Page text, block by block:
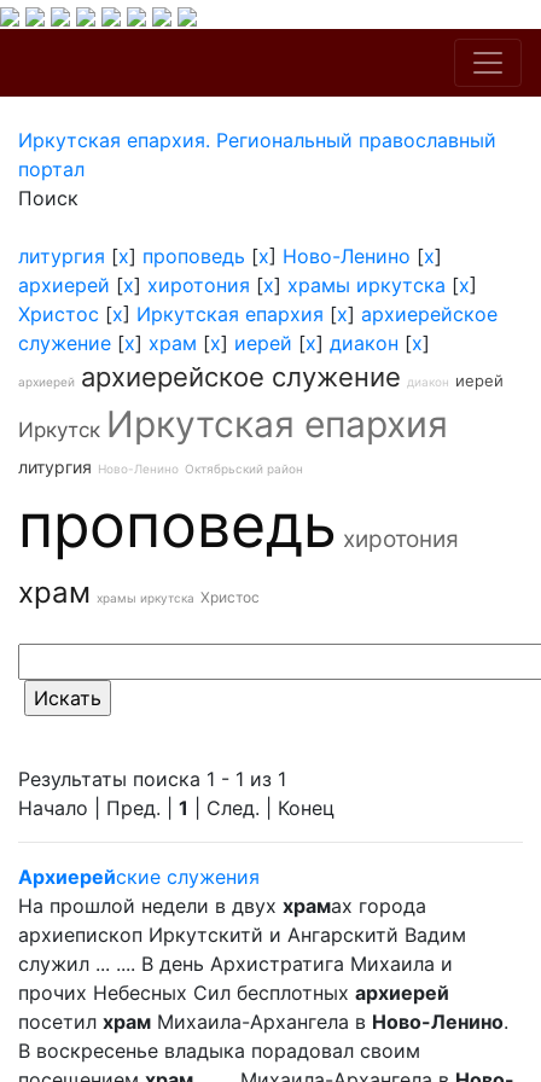
Иркутская епархия. Региональный православный
портал
Поиск
литургия [x] проповедь [x] Ново-Ленино [x]
архиерей [x] хиротония [x] храмы иркутска [x]
Христос [x] Иркутская епархия [x] архиерейское
служение [x] храм [x] иерей [x] диакон [x]
архиерей архиерейское служение диакон иерей
Иркутск Иркутская епархия
литургия Ново-Ленино Октябрьский район
проповедь хиротония
храм храмы иркутска Христос
Результаты поиска 1 - 1 из 1
Начало | Пред. | 1 | След. | Конец
Архиерейские служения
На прошлой недели в двух храмах города
архиепископ Иркутскитй и Ангарскитй Вадим
служил ... .... В день Архистратига Михаила и
прочих Небесных Сил бесплотных архиерей
посетил храм Михаила-Архангела в Ново-Ленино.
В воскресенье владыка порадовал своим